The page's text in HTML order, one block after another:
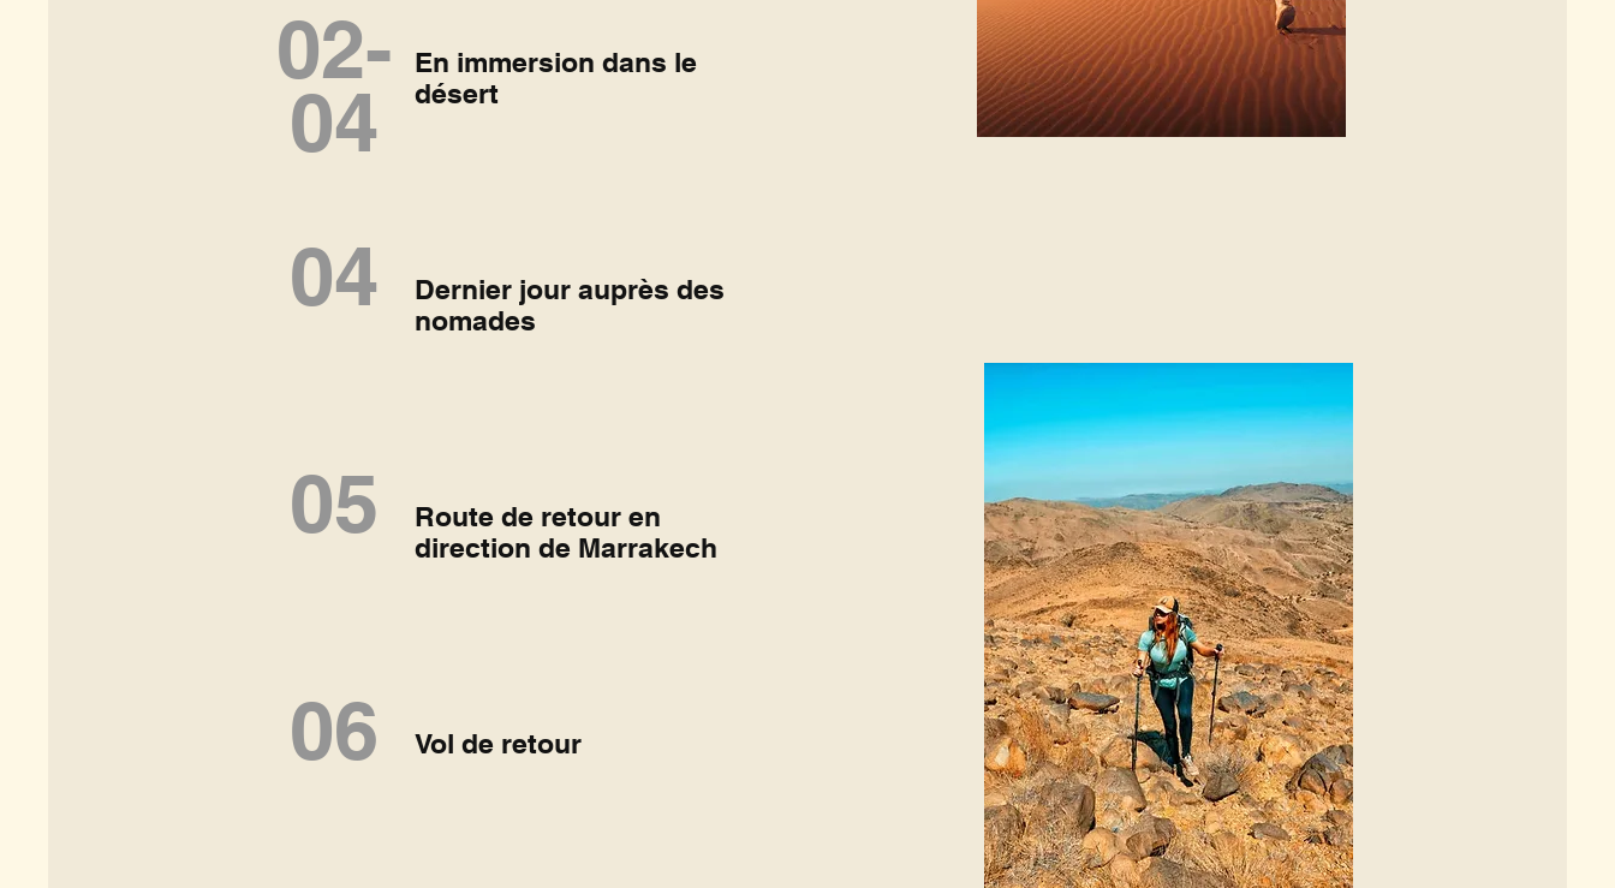
02-
04
En immersion dans le
désert
04
Dernier jour auprès des
nomades
05
Route de retour en
direction de Marrakech
06 Vol de retour